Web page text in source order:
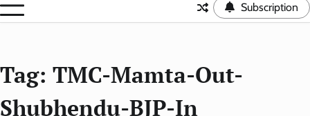
Subscription
Tag: TMC-Mamta-Out-
Shubhendu-BJP-In